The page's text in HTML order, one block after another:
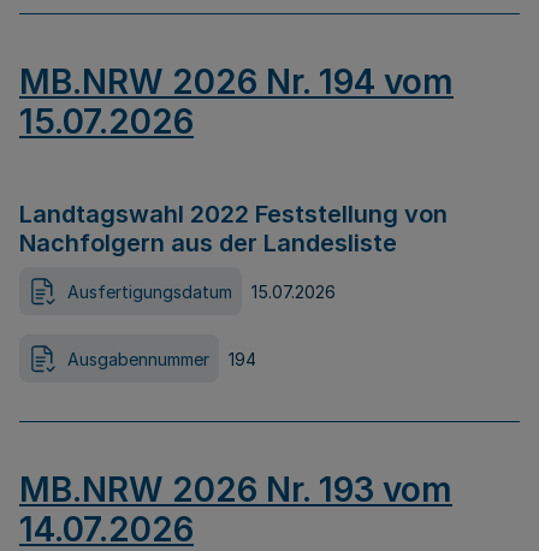
MB.NRW 2026 Nr. 194 vom
15.07.2026
Landtagswahl 2022 Feststellung von
Nachfolgern aus der Landesliste
Ausfertigungsdatum 15.07.2026
Ausgabennummer 194
MB.NRW 2026 Nr. 193 vom
14.07.2026